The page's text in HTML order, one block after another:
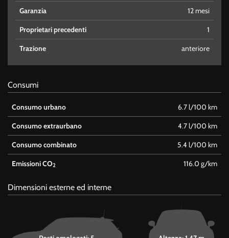
Garanzia 12 mesi
Proprietari precedenti 1
Trazione anteriore
Consumi
Consumo urbano 6.7 l/100 km
Consumo extraurbano 4.7 l/100 km
Consumo combinato 5.4 l/100 km
Emissioni CO2 116.0 g/km
Dimensioni esterne ed interne